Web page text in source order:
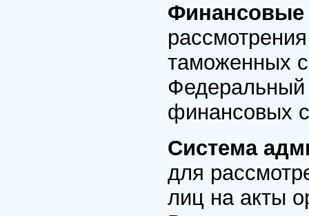
таможенных
финансовых
Система
для
лиц на акты